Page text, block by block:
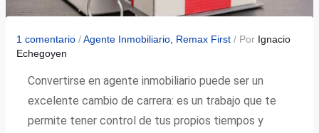
1 comentario /Agente Inmobiliario Remax First / Por Ignacio
Echegoyen
Convertirse en agente inmobiliario puede ser un
excelente cambio de carrera: es un trabajo que te
permite tener control de tus propios tiempos y